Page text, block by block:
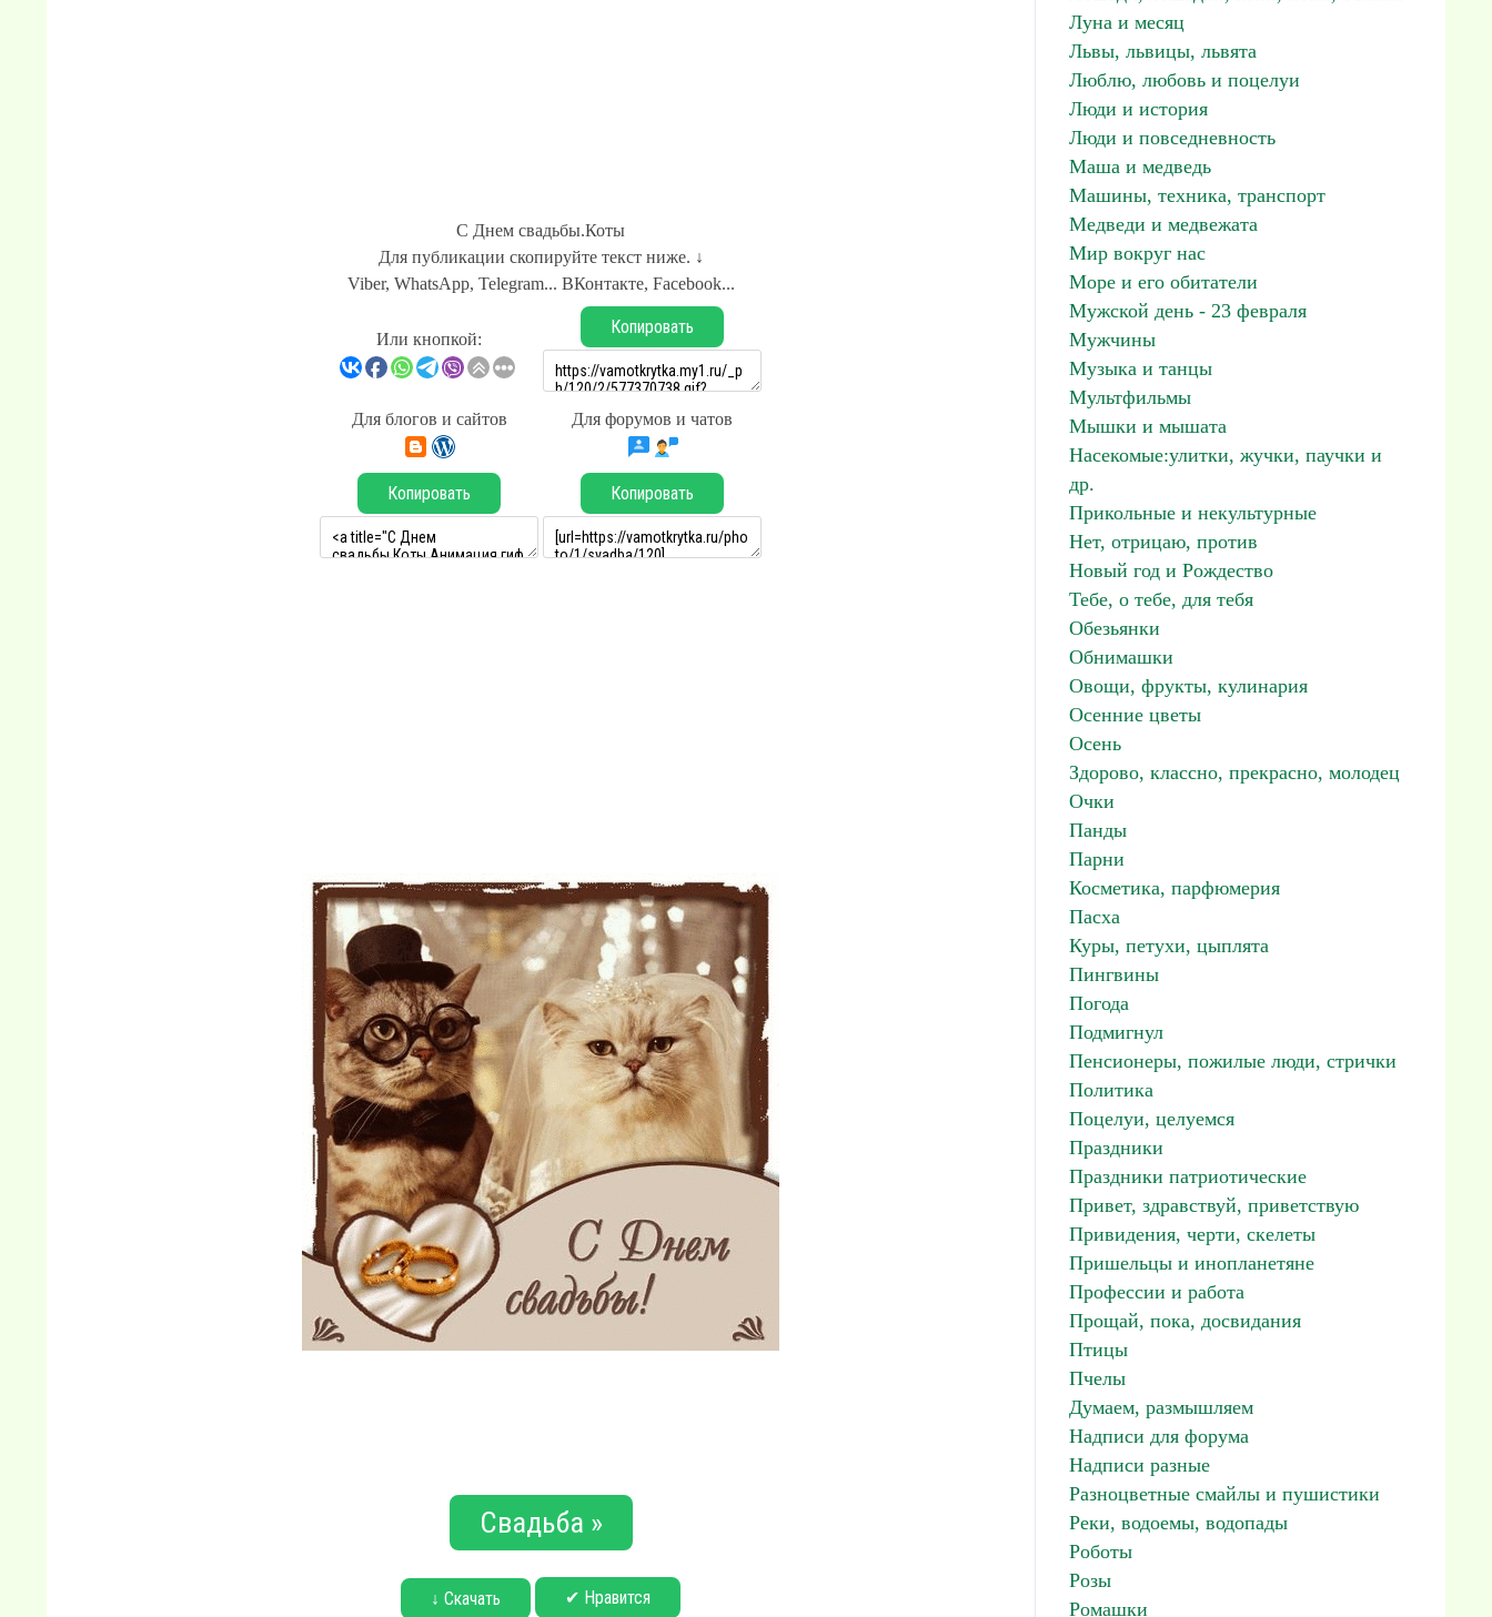
С Днем свадьбы.Коты
Для публикации скопируйте текст ниже. ↓
Viber, WhatsApp, Telegram... ВКонтакте, Facebook...
Или кнопкой:
Копировать
Для блогов и сайтов Для форумов и чатов
Копировать Копировать
Свадьба »
↓ Скачать ✔ Нравится
Луна и месяц
Львы, львицы, львята
Люблю, любовь и поцелуи
Люди и история
Люди и повседневность
Маша и медведь
Машины, техника, транспорт
Медведи и медвежата
Мир вокруг нас
Море и его обитатели
Мужской день - 23 февраля
Мужчины
Музыка и танцы
Мультфильмы
Мышки и мышата
Насекомые:улитки, жучки, паучки и
др.
Прикольные и некультурные
Нет, отрицаю, против
Новый год и Рождество
Тебе, о тебе, для тебя
Обезьянки
Обнимашки
Овощи, фрукты, кулинария
Осенние цветы
Осень
Здорово, классно, прекрасно, молодец
Очки
Панды
Парни
Косметика, парфюмерия
Пасха
Куры, петухи, цыплята
Пингвины
Погода
Подмигнул
Пенсионеры, пожилые люди, стрички
Политика
Поцелуи, целуемся
Праздники
Праздники патриотические
Привет, здравствуй, приветствую
Привидения, черти, скелеты
Пришельцы и инопланетяне
Профессии и работа
Прощай, пока, досвидания
Птицы
Пчелы
Думаем, размышляем
Надписи для форума
Надписи разные
Разноцветные смайлы и пушистики
Реки, водоемы, водопады
Роботы
Розы
Ромашки